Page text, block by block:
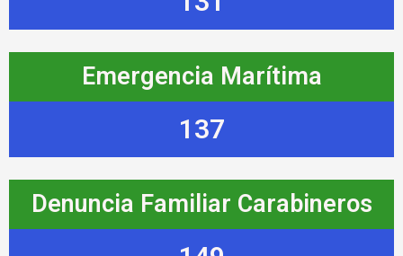
Emergencia Marítima
137
Denuncia Familiar Carabineros